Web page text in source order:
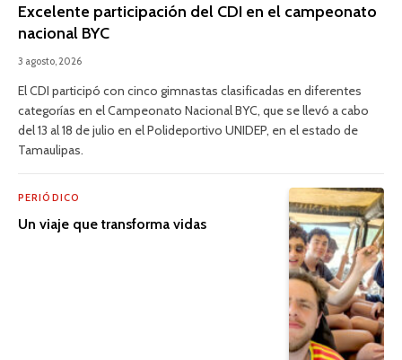
Excelente participación del CDI en el campeonato
nacional BYC
3 agosto, 2026
El CDI participó con cinco gimnastas clasificadas en diferentes
categorías en el Campeonato Nacional BYC, que se llevó a cabo
del 13 al 18 de julio en el Polideportivo UNIDEP, en el estado de
Tamaulipas.
PERIÓDICO
Un viaje que transforma vidas